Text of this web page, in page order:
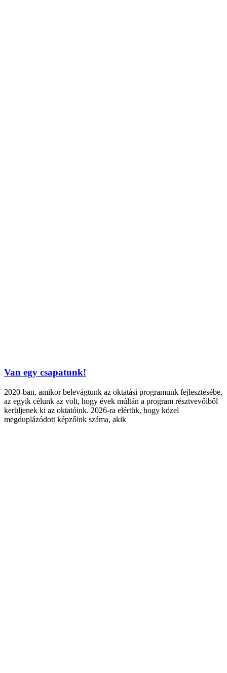
Van egy csapatunk!
2020-ban, amikor belevágtunk az oktatási programunk fejlesztésébe,
az egyik célunk az volt, hogy évek múltán a program résztvevőiből
kerüljenek ki az oktatóink. 2026-ra elértük, hogy közel
megduplázódott képzőink száma, akik